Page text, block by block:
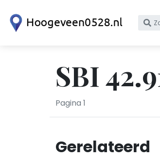
SBI
Pagina 1
Gerelateerd